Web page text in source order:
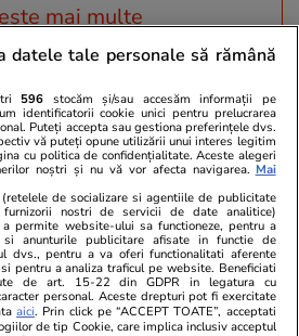
mai multe
14:27
de 300 de milioane de
unde a murit un muncitor
și 316 camere de
15:41
datele tale personale să rămână
596 stocăm și/sau accesăm informații pe
identificatorii cookie unici pentru prelucrarea
Puteți accepta sau gestiona preferințele dvs.
vă puteți opune utilizării unui interes legitim
cu politica de confidențialitate. Aceste alegeri
noștri și nu vă vor afecta navigarea. Mai
de socializare si agentiile de publicitate
nostri de servicii de date analitice)
permite website-ului sa functioneze, pentru a
si anunturile publicitare afisate in functie de
dvs., pentru a va oferi functionalitati aferente
pentru a analiza traficul pe website. Beneficiati
de art. 15-22 din GDPR in legatura cu
personal. Aceste drepturi pot fi exercitate
aici. Prin click pe “ACCEPT TOATE”, acceptati
de tip Cookie, care implica inclusiv acceptul